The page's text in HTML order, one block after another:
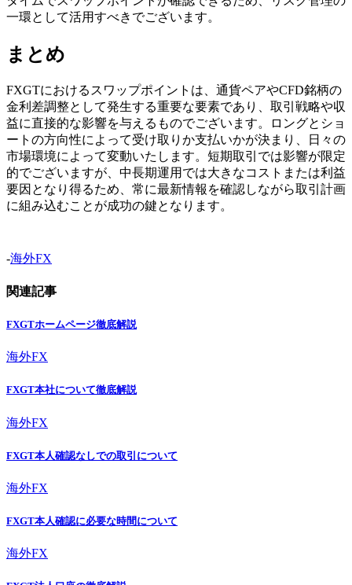
一環として活用すべきでございます。
まとめ
FXGTにおけるスワップポイントは、通貨ペアやCFD銘柄の
金利差調整として発生する重要な要素であり、取引戦略や収
益に直接的な影響を与えるものでございます。ロングとショ
ートの方向性によって受け取りか支払いかが決まり、日々の
市場環境によって変動いたします。短期取引では影響が限定
的でございますが、中長期運用では大きなコストまたは利益
要因となり得るため、常に最新情報を確認しながら取引計画
に組み込むことが成功の鍵となります。
-海外FX
関連記事
FXGTホームページ徹底解説
海外FX
FXGT本社について徹底解説
海外FX
FXGT本人確認なしでの取引について
海外FX
FXGT本人確認に必要な時間について
海外FX